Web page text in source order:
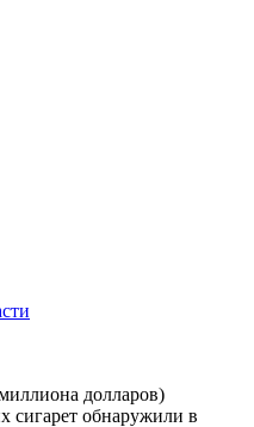
долларов)
сигарет обнаружили в